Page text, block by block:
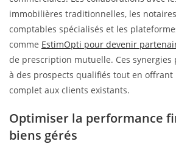
immobilières traditionnelles, les
comptables spécialisés et les
comme EstimOpti pour devenir
de prescription mutuelle. Ces synergies
à des prospects qualifiés tout en offrant
complet aux clients existants.
Optimiser la performance
biens gérés